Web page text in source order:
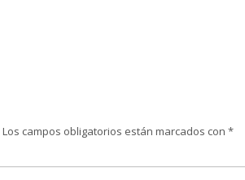
Los campos obligatorios están marcados con *